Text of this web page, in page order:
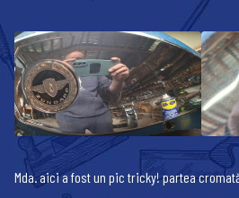
Mda. aici a fost un pic tricky! partea